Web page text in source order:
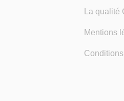
La qualité
Mentions